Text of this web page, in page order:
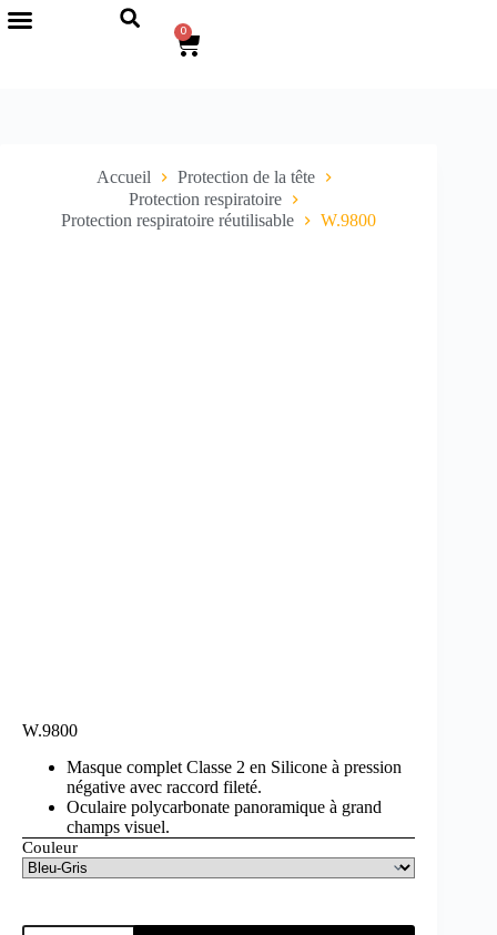
0
Accueil
Protection de la tête
Protection respiratoire
Protection respiratoire réutilisable
W.9800
W.9800
Masque complet Classe 2 en Silicone à pression
négative avec raccord fileté.
Oculaire polycarbonate panoramique à grand
champs visuel.
Couleur